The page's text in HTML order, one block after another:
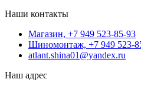
Наши контакты
Магазин, +7 949 523-85-93
Шиномонтаж, +7 949 523-
atlant.shina01@yandex.ru
Наш адрес